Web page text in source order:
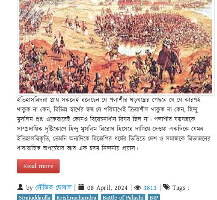
ইতিহাসবিদরা প্রায় সকলেই বলেছেন যে পলাশীর ষড়যন্ত্রের পেছনে যে যে কারণই
থাকুক না কেন, বিভিন্ন স্বার্থের দ্বন্দ্ব যে পরিমাণেই ক্রিয়াশীল থাকুক না কেন, হিন্দু
মুসলিম প্রশ্ন একেবারেই কোনও বিবেচনাধীন বিষয় ছিল না। পলাশীর ষড়যন্ত্রকে
সাম্প্রদায়িক দৃষ্টিকোণে হিন্দু মুসলিম বিরোধ হিসেবে দাগিয়ে দেওয়া একদিকে যেমন
ইতিহাসবিকৃতি, তেমনি অন্যদিকে বিজেপির ধর্মের ভিত্তিতে দেশ ও সমাজকে বিভাজনের
ধারাবাহিক অপচেষ্টার আর এক চরম নিন্দনীয় প্রয়াস।
Read more
by সৌভিক ঘোষাল| 08 April, 2024 | 3813 | Tags :
Sirajuddaulla Krishnachandra Battle of Palashi BJP